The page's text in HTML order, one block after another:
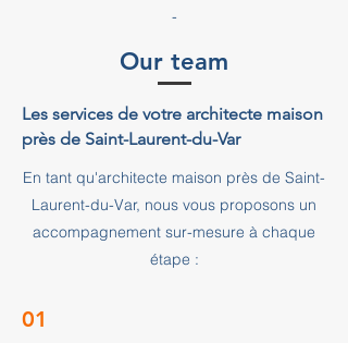
-
Our team
Les services de votre architecte maison
près de Saint-Laurent-du-Var
En tant qu'architecte maison près de Saint-
Laurent-du-Var, nous vous proposons un
accompagnement sur-mesure à chaque
étape :
01